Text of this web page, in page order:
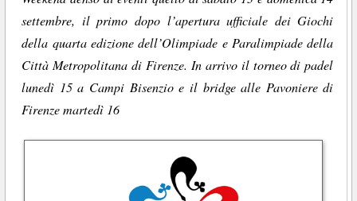
settembre, il primo dopo l’apertura ufficiale dei Giochi
della quarta edizione dell’Olimpiade e Paralimpiade della
Città Metropolitana di Firenze. In arrivo il torneo di padel
lunedì 15 a Campi Bisenzio e il bridge alle Pavoniere di
Firenze martedì 16